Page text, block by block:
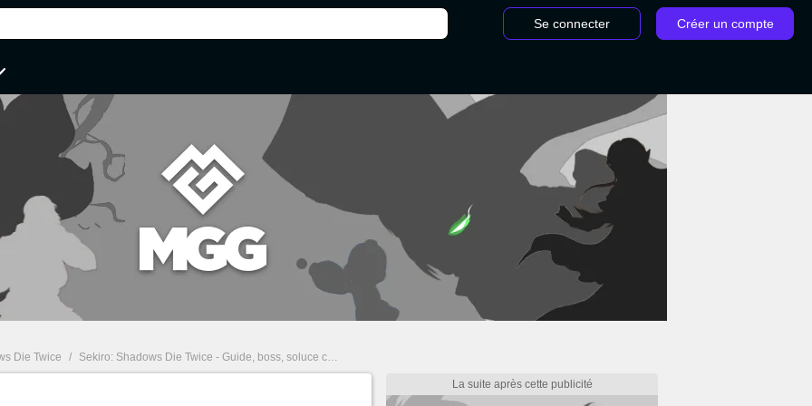
Se connecter Créer un compte
Die Twice / Sekiro: Shadows Die Twice - Guide, boss, soluce complète, secrets